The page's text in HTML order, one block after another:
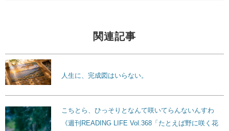
関連記事
人生に、完成図はいらない。
こちとら、ひっそりとなんて咲いてらんないんすわ
《週刊READING LIFE Vol.368「たとえば野に咲く花